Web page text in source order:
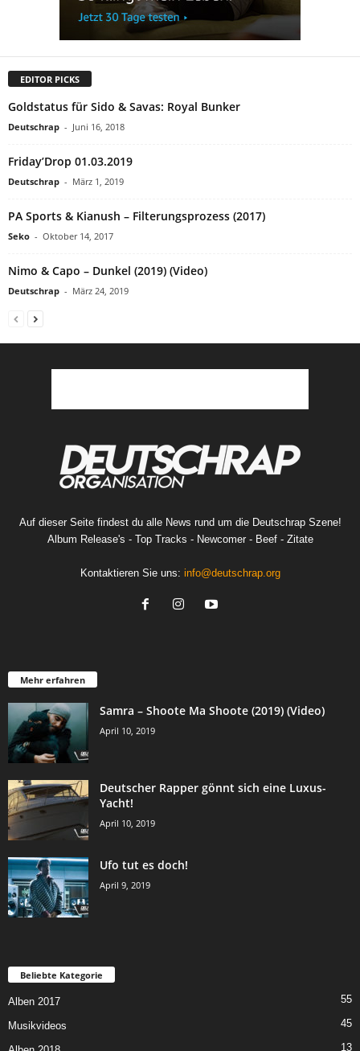
EDITOR PICKS
Goldstatus für Sido & Savas: Royal Bunker
Deutschrap - Juni 16, 2018
Friday’Drop 01.03.2019
Deutschrap - März 1, 2019
PA Sports & Kianush – Filterungsprozess (2017)
Seko - Oktober 14, 2017
Nimo & Capo – Dunkel (2019) (Video)
Deutschrap - März 24, 2019
Auf dieser Seite findest du alle News rund um die Deutschrap Szene!
Album Release's - Top Tracks - Newcomer - Beef - Zitate
Kontaktieren Sie uns: info@deutschrap.org
Mehr erfahren
Samra – Shoote Ma Shoote (2019) (Video)
April 10, 2019
Deutscher Rapper gönnt sich eine Luxus-
Yacht!
April 10, 2019
Ufo tut es doch!
April 9, 2019
Beliebte Kategorie
Alben 2017 55
Musikvideos 45
13